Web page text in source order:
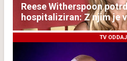
Reese Witherspoon
hospitaliziran: Z njim je
TV